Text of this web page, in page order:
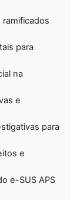
ramificados
para
na
e
para
e
e-SUS APS